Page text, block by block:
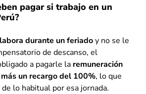
pagar si trabajo en un
durante un feriadoy no se le
de descanso, el
a pagarle la remuneración
un recargo del 100%, lo que
lo habitual por esa jornada.